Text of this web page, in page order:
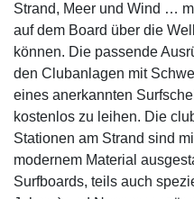
Strand, Meer und Wind …
auf dem Board über die
können. Die passende
den Clubanlagen mit
eines anerkannten
kostenlos zu leihen. Die
Stationen am Strand sind
modernem Material
Surfboards, teils auch